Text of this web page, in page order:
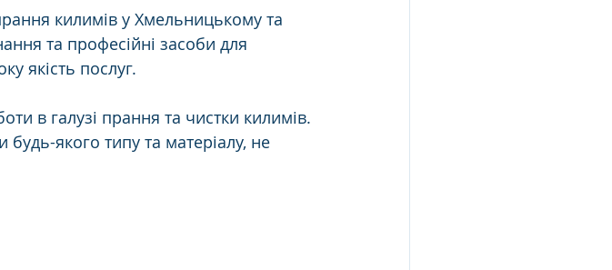
килимів у Хмельницькому та
та професійні засоби для
якість послуг.
в галузі прання та чистки килимів.
якого типу та матеріалу, не